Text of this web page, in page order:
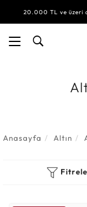
20.000 TL ve üzeri
30.000 TL ve
Anasayfa Altın
Fitrele